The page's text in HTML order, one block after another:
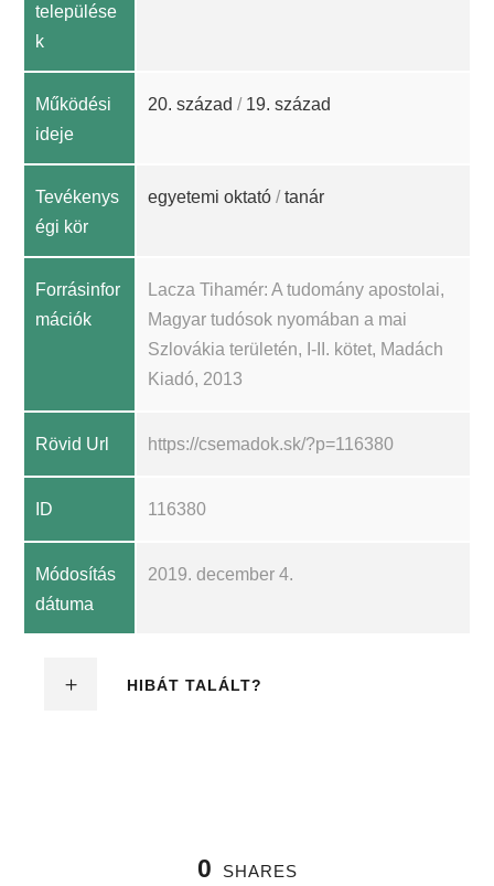
települése
k
Működési
ideje
20. század / 19. század
Tevékenys
égi kör
egyetemi oktató /tanár
Forrásinfor
mációk
Lacza Tihamér: A tudomány apostolai,
Magyar tudósok nyomában a mai
Szlovákia területén, I-II. kötet, Madách
Kiadó, 2013
Rövid Url https://csemadok.sk/?p=116380
ID 116380
Módosítás
dátuma
2019. december 4.
HIBÁT TALÁLT?
0 SHARES